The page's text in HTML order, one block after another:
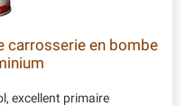
carrosserie en bombe
excellent primaire